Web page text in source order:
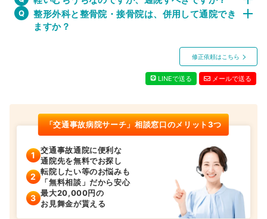
整形外科と整骨院・接骨院は、併用して通院でき
ますか？
修正依頼はこちら
LINEで送る メールで送る
「交通事故病院サーチ」相談窓口のメリット3つ
交通事故通院に便利な
通院先を無料でお探し
転院したい等のお悩みも
「無料相談」だから安心
最大20,000円の
お見舞金が貰える